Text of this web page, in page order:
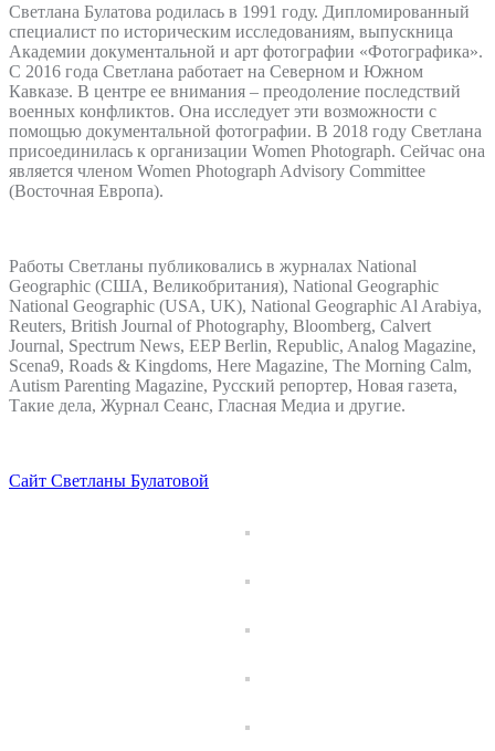
Светлана Булатова родилась в 1991 году. Дипломированный
специалист по историческим исследованиям, выпускница
Академии документальной и арт фотографии «Фотографика».
С 2016 года Светлана работает на Северном и Южном
Кавказе. В центре ее внимания – преодоление последствий
военных конфликтов. Она исследует эти возможности с
помощью документальной фотографии. В 2018 году Светлана
присоединилась к организации Women Photograph. Сейчас она
является членом Women Photograph Advisory Committee
(Восточная Европа).
Работы Светланы публиковались в журналах National
Geographic (США, Великобритания), National Geographic
National Geographic (USA, UK), National Geographic Al Arabiya,
Reuters, British Journal of Photography, Bloomberg, Calvert
Journal, Spectrum News, EEP Berlin, Republic, Analog Magazine,
Scena9, Roads & Kingdoms, Here Magazine, The Morning Calm,
Autism Parenting Magazine, Русский репортер, Новая газета,
Такие дела, Журнал Сеанс, Гласная Медиа и другие.
Сайт Светланы Булатовой